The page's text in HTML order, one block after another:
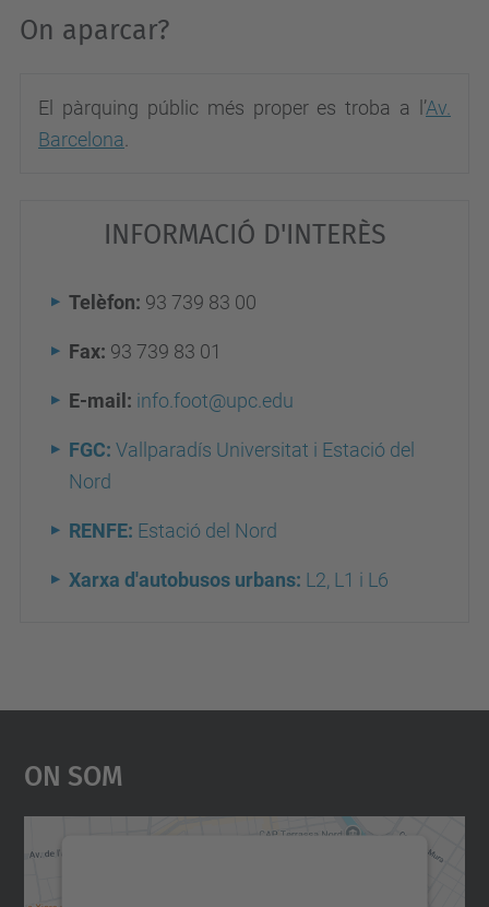
On aparcar?
El pàrquing públic més proper es troba a l’Av.
Barcelona
INFORMACIÓ D'INTERÈS
Telèfon: 93 739 83 00
Fax: 93 739 83 01
E-mail: info.foot@upc.edu
FGC: Vallparadís Universitat i Estació del
Nord
RENFE: Estació del Nord
Xarxa d'autobusos urbans: L2, L1 i L6
On Som